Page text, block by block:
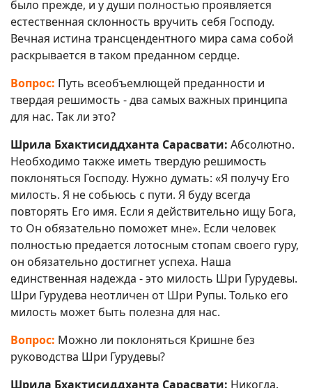
было прежде, и у души полностью проявляется
естественная склонность вручить себя Господу.
Вечная истина трансцендентного мира сама собой
раскрывается в таком преданном сердце.
Вопрос: Путь всеобъемлющей преданности и
твердая решимость - два самых важных принципа
для нас. Так ли это?
Шрила Бхактисиддханта Сарасвати: Абсолютно.
Необходимо также иметь твердую решимость
поклоняться Господу. Нужно думать: «Я получу Его
милость. Я не собьюсь с пути. Я буду всегда
повторять Его имя. Если я действительно ищу Бога,
то Он обязательно поможет мне». Если человек
полностью предается лотосным стопам своего гуру,
он обязательно достигнет успеха. Наша
единственная надежда - это милость Шри Гурудевы.
Шри Гурудева неотличен от Шри Рупы. Только его
милость может быть полезна для нас.
Вопрос: Можно ли поклоняться Кришне без
руководства Шри Гурудевы?
Шрила Бхактисиддханта Сарасвати: Никогда.